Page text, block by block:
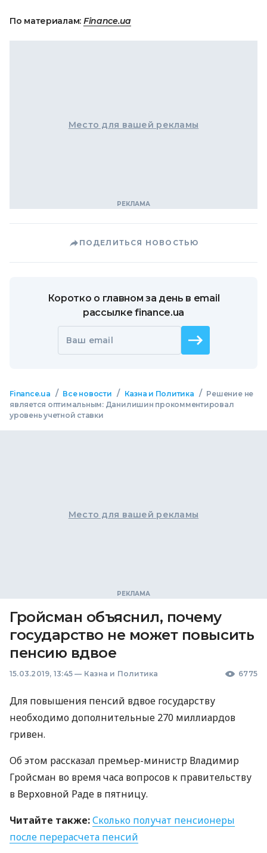
По материалам: Finance.ua
Место для вашей рекламы
ПОДЕЛИТЬСЯ НОВОСТЬЮ
Коротко о главном за день в email
рассылке finance.ua
Ваш email
Finance.ua / Все новости / Казна и Политика / Решение не
является оптимальным: Данилишин прокомментировал
уровень учетной ставки
Место для вашей рекламы
Гройсман объяснил, почему
государство не может повысить
пенсию вдвое
15.03.2019, 13:45 — Казна и Политика 6775
Для повышения пенсий вдвое государству
необходимо дополнительные 270 миллиардов
гривен.
Об этом рассказал премьер-министр Владимир
Гройсман во время часа вопросов к правительству
в Верховной Раде в пятницу.
Читайте также:Сколько получат пенсионеры
после перерасчета пенсий